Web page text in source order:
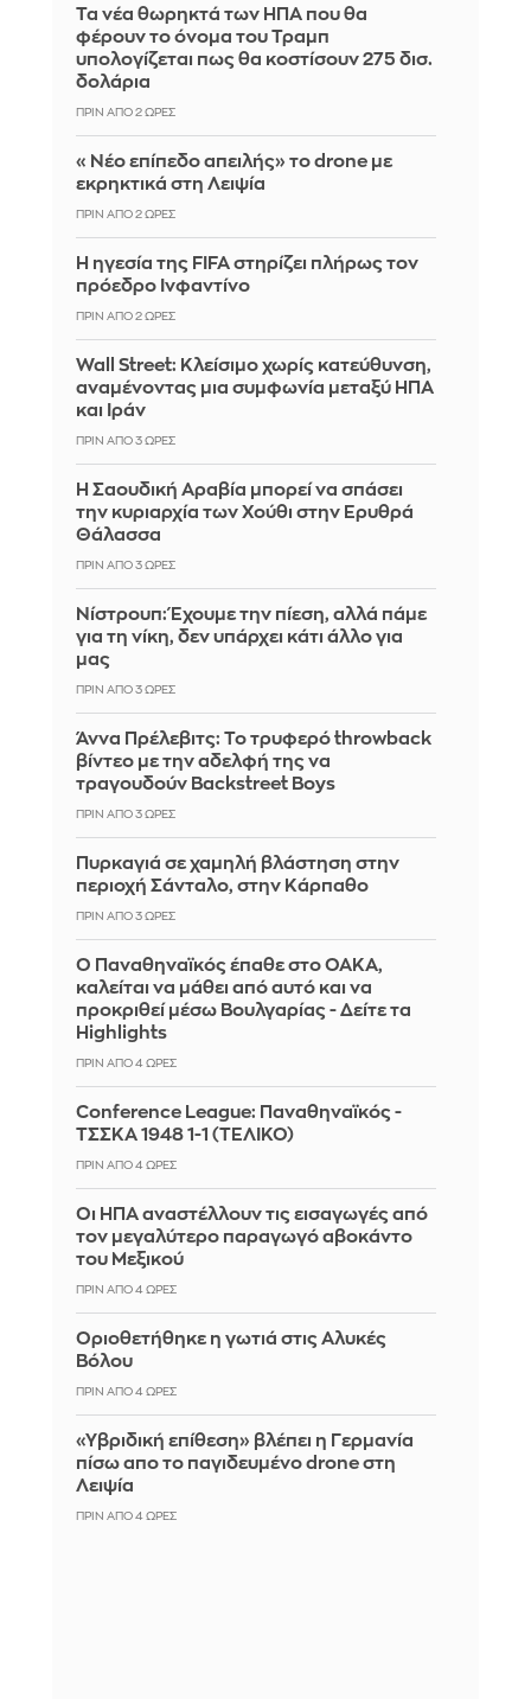
Τα νέα θωρηκτά των ΗΠΑ που θα
φέρουν το όνομα του Τραμπ
υπολογίζεται πως θα κοστίσουν 275 δισ.
δολάρια
ΠΡΙΝ ΑΠΌ 2 ΏΡΕΣ
«Νέο επίπεδο απειλής» το drone με
εκρηκτικά στη Λειψία
ΠΡΙΝ ΑΠΌ 2 ΏΡΕΣ
Η ηγεσία της FIFA στηρίζει πλήρως τον
πρόεδρο Ινφαντίνο
ΠΡΙΝ ΑΠΌ 2 ΏΡΕΣ
Wall Street: Κλείσιμο χωρίς κατεύθυνση,
αναμένοντας μια συμφωνία μεταξύ ΗΠΑ
και Ιράν
ΠΡΙΝ ΑΠΌ 3 ΏΡΕΣ
Η Σαουδική Αραβία μπορεί να σπάσει
την κυριαρχία των Χούθι στην Ερυθρά
Θάλασσα
ΠΡΙΝ ΑΠΌ 3 ΏΡΕΣ
Νίστρουπ: Έχουμε την πίεση, αλλά πάμε
για τη νίκη, δεν υπάρχει κάτι άλλο για
μας
ΠΡΙΝ ΑΠΌ 3 ΏΡΕΣ
Άννα Πρέλεβιτς: Το τρυφερό throwback
βίντεο με την αδελφή της να
τραγουδούν Backstreet Boys
ΠΡΙΝ ΑΠΌ 3 ΏΡΕΣ
Πυρκαγιά σε χαμηλή βλάστηση στην
περιοχή Σάνταλο, στην Κάρπαθο
ΠΡΙΝ ΑΠΌ 3 ΏΡΕΣ
Ο Παναθηναϊκός έπαθε στο ΟΑΚΑ,
καλείται να μάθει από αυτό και να
προκριθεί μέσω Βουλγαρίας - Δείτε τα
Highlights
ΠΡΙΝ ΑΠΌ 4 ΏΡΕΣ
Conference League: Παναθηναϊκός -
ΤΣΣΚΑ 1948 1-1 (ΤΕΛΙΚΟ)
ΠΡΙΝ ΑΠΌ 4 ΏΡΕΣ
Οι ΗΠΑ αναστέλλουν τις εισαγωγές από
τον μεγαλύτερο παραγωγό αβοκάντο
του Μεξικού
ΠΡΙΝ ΑΠΌ 4 ΏΡΕΣ
Οριοθετήθηκε η γωτιά στις Αλυκές
Βόλου
ΠΡΙΝ ΑΠΌ 4 ΏΡΕΣ
«Υβριδική επίθεση» βλέπει η Γερμανία
πίσω απο το παγιδευμένο drone στη
Λειψία
ΠΡΙΝ ΑΠΌ 4 ΏΡΕΣ